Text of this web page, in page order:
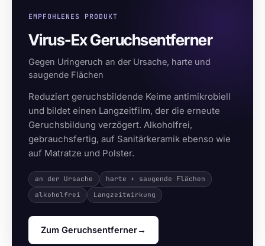
EMPFOHLENES PRODUKT
Virus-Ex Geruchsentferner
Gegen Uringeruch an der Ursache, harte und
saugende Flächen
Reduziert geruchsbildende Keime antimikrobiell
und bildet einen Langzeitfilm, der die erneute
Geruchsbildung verzögert. Alkoholfrei,
gebrauchsfertig, auf Sanitärkeramik ebenso wie
auf Matratze und Polster.
an der Ursache
harte + saugende Flächen
alkoholfrei
Langzeitwirkung
Zum Geruchsentferner→